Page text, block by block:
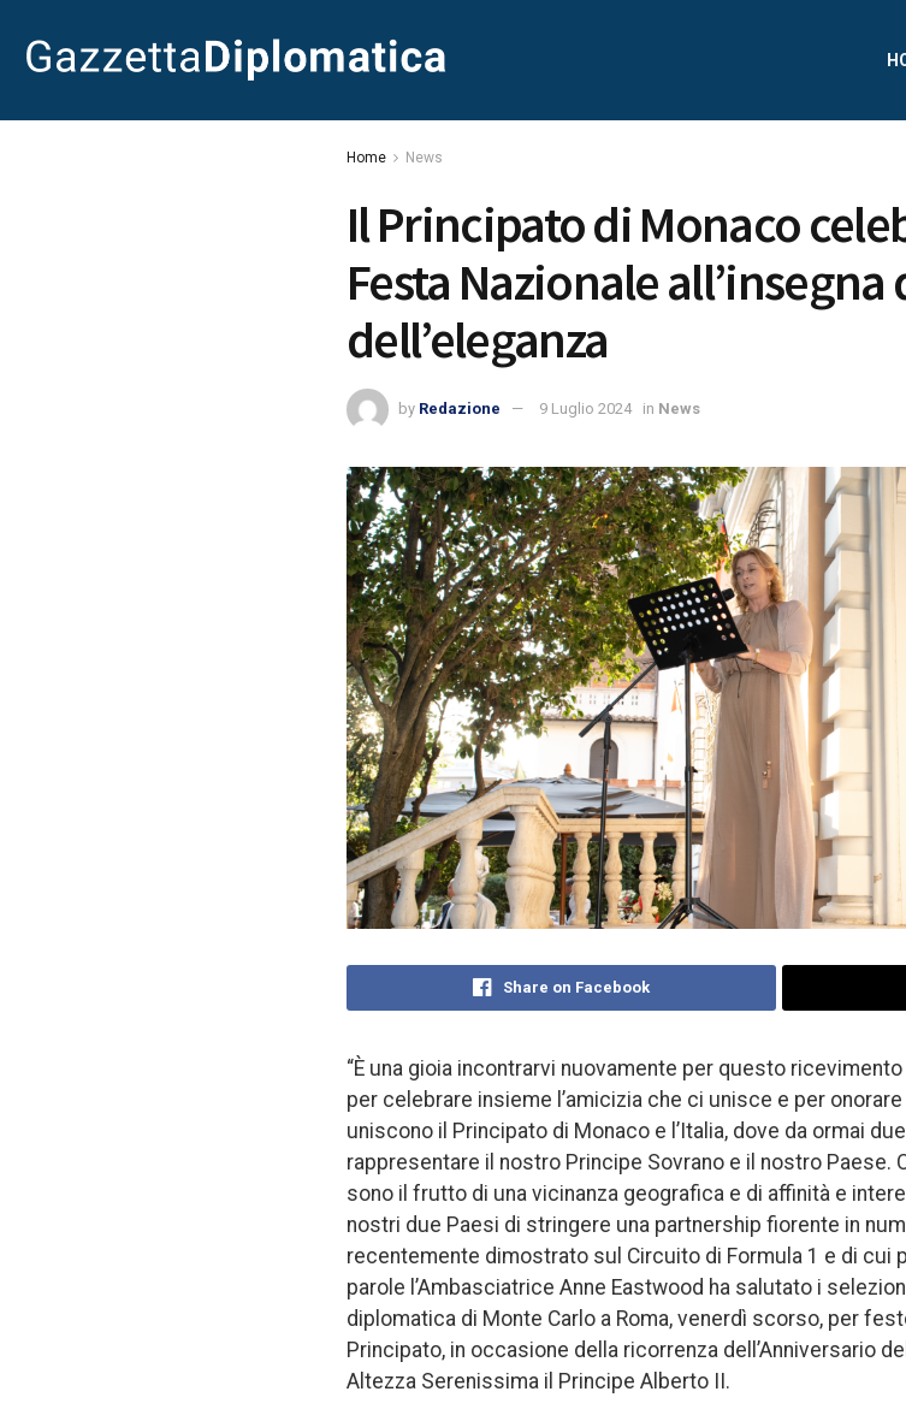
Home News
Il Principato di Monaco
Festa Nazionale all’insegna
dell’eleganza
by Redazione 9 Luglio 2024 in News
Share on Facebook
“È una gioia incontrarvi nuovamente per questo
per celebrare insieme l’amicizia che ci unisce e per
uniscono il Principato di Monaco e l’Italia, dove da ormai
rappresentare il nostro Principe Sovrano e il nostro Paese.
sono il frutto di una vicinanza geografica e di affinità e
nostri due Paesi di stringere una partnership fiorente in
recentemente dimostrato sul Circuito di Formula 1 e di cui
parole l’Ambasciatrice Anne Eastwood ha salutato i
diplomatica di Monte Carlo a Roma, venerdì scorso, per
Principato, in occasione della ricorrenza dell’Anniversario
Altezza Serenissima il Principe Alberto II.